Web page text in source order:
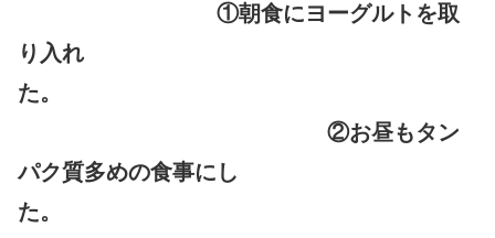
①朝食にヨーグルトを取
り入れ
た。
②お昼もタン
パク質多めの食事にし
た。